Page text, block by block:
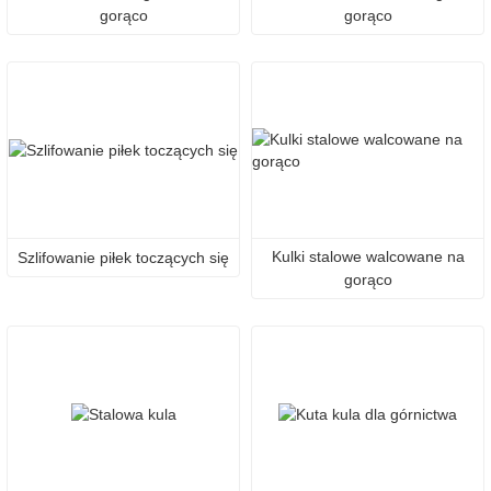
gorąco
gorąco
Szlifowanie piłek toczących się
Kulki stalowe walcowane na
gorąco